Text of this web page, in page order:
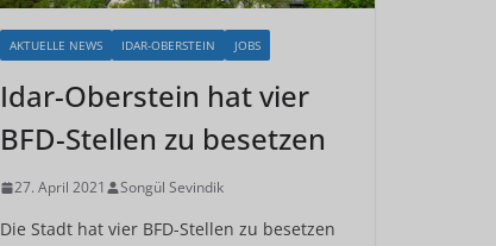
AKTUELLE NEWS IDAR-OBERSTEIN JOBS
Idar-Oberstein hat vier
BFD-Stellen zu besetzen
27. April 2021 Songül Sevindik
Die Stadt hat vier BFD-Stellen zu besetzen